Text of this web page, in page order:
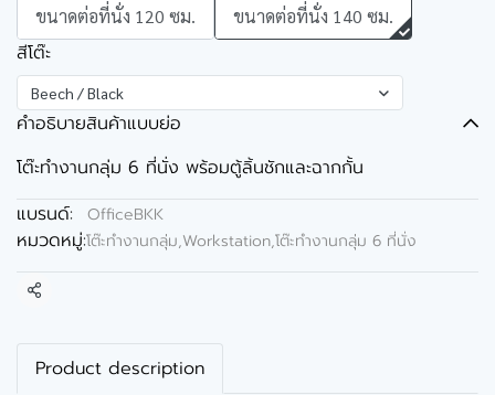
ขนาดต่อที่นั่ง 120 ซม. ขนาดต่อที่นั่ง 140 ซม.
สีโต๊ะ
Beech / Black
คำอธิบายสินค้าแบบย่อ
โต๊ะทำงานกลุ่ม 6 ที่นั่ง พร้อมตู้ลิ้นชักและฉากกั้น
แบรนด์:
OfficeBKK
หมวดหมู่:โต๊ะทำงานกลุ่ม,Workstation,โต๊ะทำงานกลุ่ม 6 ที่นั่ง
แชร์
Product description